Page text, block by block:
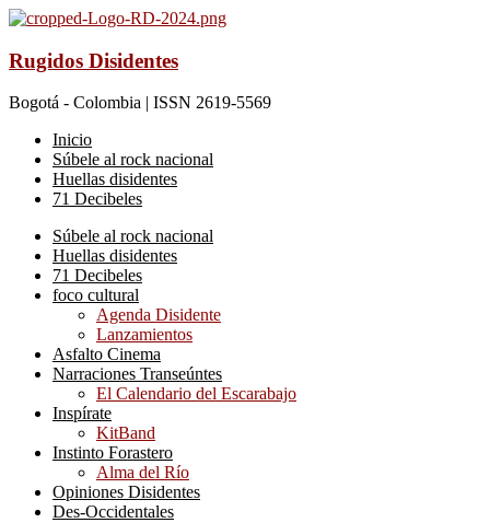
Rugidos Disidentes
Bogotá - Colombia | ISSN 2619-5569
Inicio
Súbele al rock nacional
Huellas disidentes
71 Decibeles
Súbele al rock nacional
Huellas disidentes
71 Decibeles
foco cultural
Agenda Disidente
Lanzamientos
Asfalto Cinema
Narraciones Transeúntes
El Calendario del Escarabajo
Inspírate
KitBand
Instinto Forastero
Alma del Río
Opiniones Disidentes
Des-Occidentales